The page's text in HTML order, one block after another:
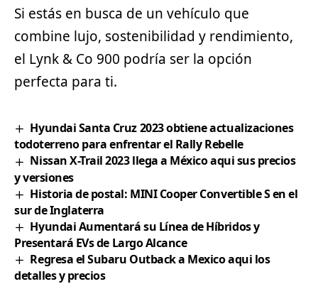
Si estás en busca de un vehículo que
combine lujo, sostenibilidad y rendimiento,
el Lynk & Co 900 podría ser la opción
perfecta para ti.
Hyundai Santa Cruz 2023 obtiene actualizaciones
todoterreno para enfrentar el Rally Rebelle
Nissan X-Trail 2023 llega a México aqui sus precios
y versiones
Historia de postal: MINI Cooper Convertible S en el
sur de Inglaterra
Hyundai Aumentará su Línea de Híbridos y
Presentará EVs de Largo Alcance
Regresa el Subaru Outback a Mexico aqui los
detalles y precios